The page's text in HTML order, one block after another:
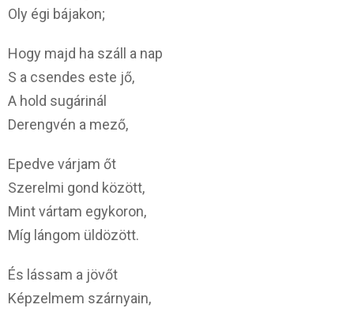
Oly égi bájakon;
Hogy majd ha száll a nap
S a csendes este jő,
A hold sugárinál
Derengvén a mező,
Epedve várjam őt
Szerelmi gond között,
Mint vártam egykoron,
Míg lángom üldözött.
És lássam a jövőt
Képzelmem szárnyain,